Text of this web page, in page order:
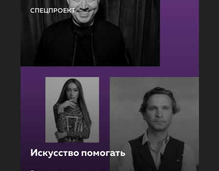
СПЕЦПРОЕКТ
Искусство помогать